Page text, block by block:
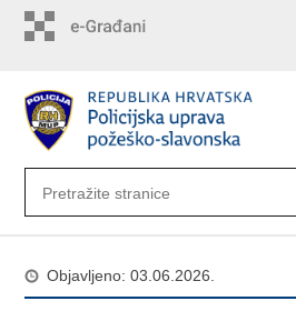
Objavljeno: 03.06.2026.